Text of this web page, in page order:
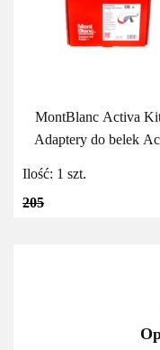
MontBlanc Activa
Adaptery do belek
205
Ilość: 1 szt.